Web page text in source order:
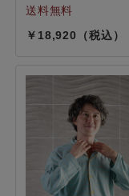
18,920